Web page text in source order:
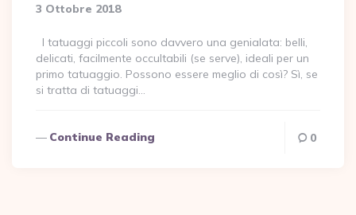
3 Ottobre 2018
I tatuaggi piccoli sono davvero una genialata: belli,
delicati, facilmente occultabili (se serve), ideali per un
primo tatuaggio. Possono essere meglio di così? Sì, se
si tratta di tatuaggi…
Continue Reading 0